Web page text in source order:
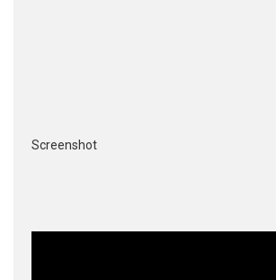
Screenshot